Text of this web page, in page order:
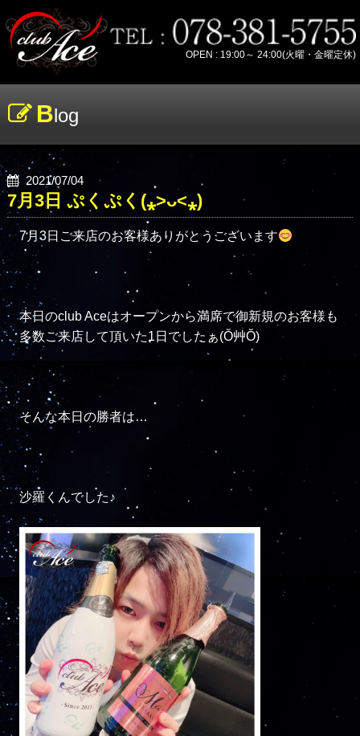
OPEN : 19:00～ 24:00(火曜・金曜定休)
Blog
2021/07/04
7月3日 ぷくぷく(⁎˃ᴗ˂⁎)
7月3日ご来店のお客様ありがとうございます
本日のclub Aceはオープンから満席で御新規のお客様も
多数ご来店して頂いた1日でしたぁ(Ŏ艸Ŏ)
そんな本日の勝者は…
沙羅くんでした♪